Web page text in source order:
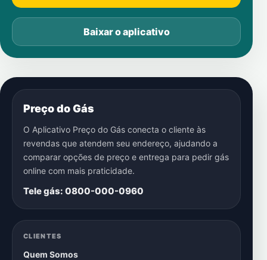
Baixar o aplicativo
Preço do Gás
O Aplicativo Preço do Gás conecta o cliente às
revendas que atendem seu endereço, ajudando a
comparar opções de preço e entrega para pedir gás
online com mais praticidade.
Tele gás: 0800-000-0960
CLIENTES
Quem Somos